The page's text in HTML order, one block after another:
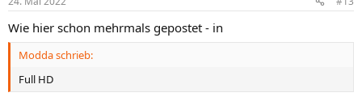
Wie hier schon mehrmals gepostet - in
Modda schrieb:
Full HD